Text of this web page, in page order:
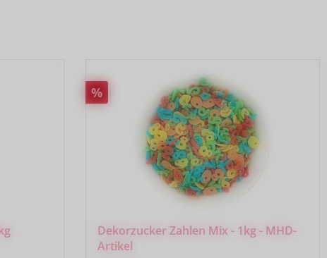
Rabatt
%
Dekorzucker Zahlen Mix - 1kg - MHD-
Artikel